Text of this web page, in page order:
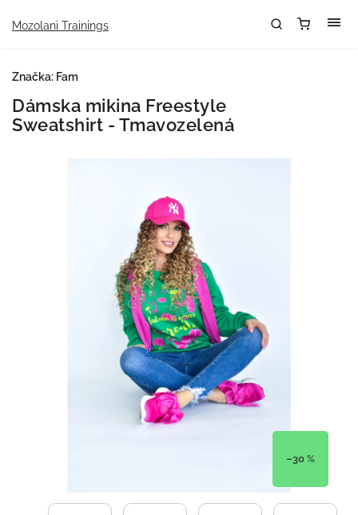
Mozolani Trainings
Dámska mikina Freestyle
Sweatshirt - Tmavozelená
–30 %
Značka: Fam